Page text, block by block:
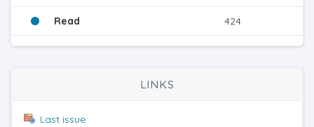
Read 424
LINKS
Last issue